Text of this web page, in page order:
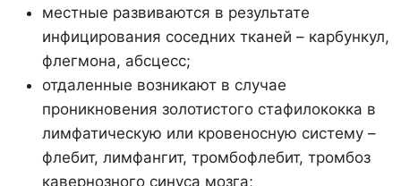
местные развиваются в результате
инфицирования соседних тканей – карбункул,
флегмона, абсцесс;
отдаленные возникают в случае
проникновения золотистого стафилококка в
лимфатическую или кровеносную систему –
флебит, лимфангит, тромбофлебит, тромбоз
кавернозного синуса мозга;